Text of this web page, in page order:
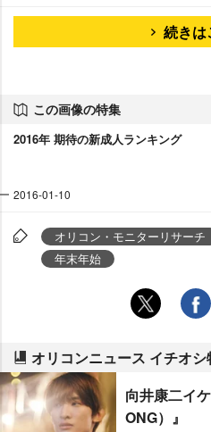
続きは
この画像の特集
2016年 期待の新成人ランキング
2016-01-10
オリコン・モニターリサーチ
年末年始
オリコンニュース イチオシ
向井康二イ
ONG）』